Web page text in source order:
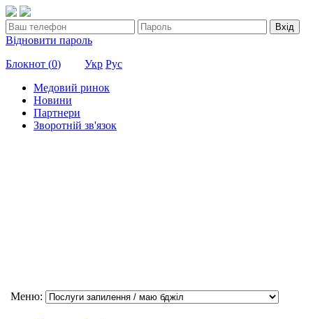
Вхід
Відновити пароль
Блокнот (0) Укр Рус
Медовий ринок
Новини
Партнери
Зворотній зв'язок
Меню: